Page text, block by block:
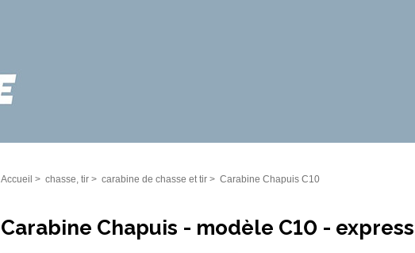
Accueil > chasse, tir > carabine de chasse et tir > Carabine Chapuis C10
Carabine Chapuis - modèle C10 -